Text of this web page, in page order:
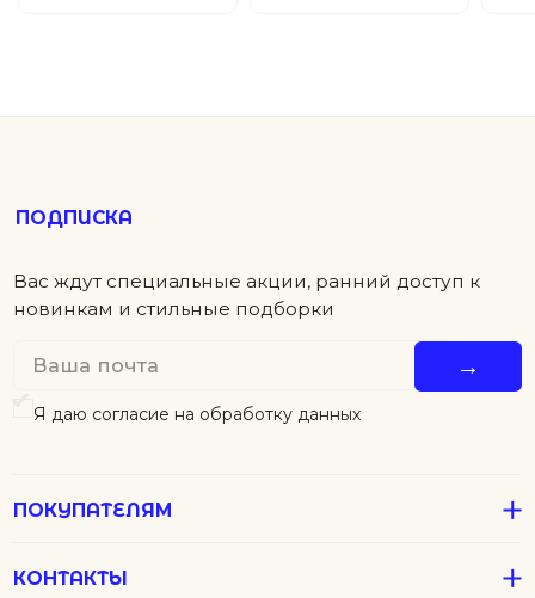
Серьги
Колье
Подвески
Футболки
В подарок
ПОКУПАТЕЛЯМ
ПОМОЩЬ